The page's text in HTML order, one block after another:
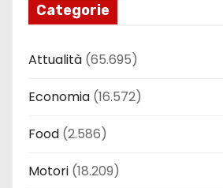
Categorie
Attualità (65.695)
Economia (16.572)
Food (2.586)
Motori (18.209)